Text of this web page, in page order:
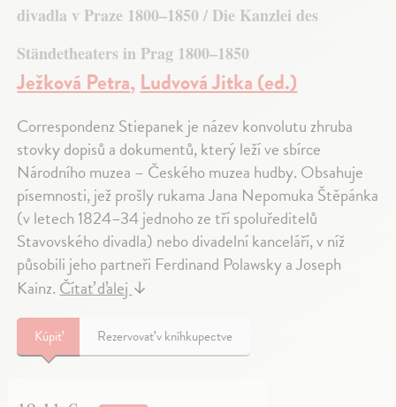
divadla v Praze 1800–1850 / Die Kanzlei des
Ständetheaters in Prag 1800–1850
Ježková Petra,Ludvová Jitka (ed.)
Correspondenz Stiepanek je název konvolutu zhruba
stovky dopisů a dokumentů, který leží ve sbírce
Národního muzea – Českého muzea hudby. Obsahuje
písemnosti, jež prošly rukama Jana Nepomuka Štěpánka
(v letech 1824–34 jednoho ze tří spoluředitelů
Stavovského divadla) nebo divadelní kanceláří, v níž
působili jeho partneři Ferdinand Polawsky a Joseph
Kainz.Čítať ďalej↓
Kúpiť Rezervovať v kníhkupectve